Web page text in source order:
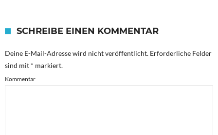
SCHREIBE EINEN KOMMENTAR
Deine E-Mail-Adresse wird nicht veröffentlicht. Erforderliche Felder
sind mit * markiert.
Kommentar